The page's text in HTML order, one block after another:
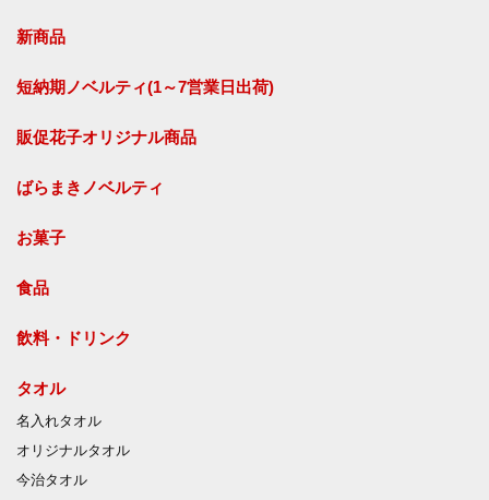
新商品
短納期ノベルティ(1～7営業日出荷)
販促花子オリジナル商品
ばらまきノベルティ
お菓子
食品
飲料・ドリンク
タオル
名入れタオル
オリジナルタオル
今治タオル